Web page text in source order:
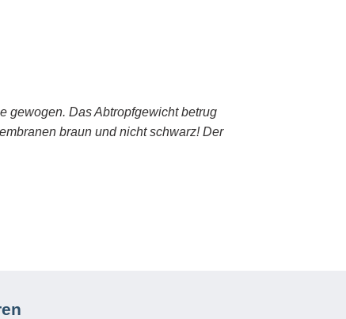
gewogen. Das Abtropfgewicht betrug
braun und nicht schwarz! Der